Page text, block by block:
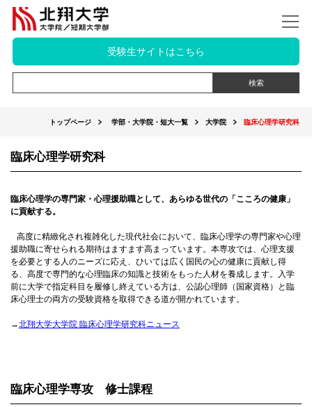
受験生サイトはこちら
トップページ 学部・大学院・短大一覧 大学院 臨床心理学研究科
臨床心理学研究科
臨床心理学の専門家・心理援助職として、あらゆる世代の「こころの健康」
に貢献する。
高度に精緻化され複雑化した現代社会において、臨床心理学の専門家や心理
援助職に寄せられる期待はますます高まっています。本専攻では、心理支援
を必要とする人のニーズに応え、ひいては広く国民の心の健康に貢献し得
る、高度で専門的な心理臨床の知識と技術をもった人材を養成します。入学
前に大学で指定科目を履修し終えている方は、公認心理師（国家資格）と臨
床心理士の両方の受験資格を取得できる道が開かれています。
→北翔大学大学院 臨床心理学研究科ニュース
臨床心理学専攻 修士課程